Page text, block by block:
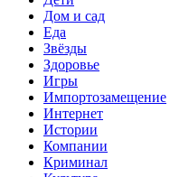
Дом и сад
Еда
Звёзды
Здоровье
Игры
Импортозамещение
Интернет
Истории
Компании
Криминал